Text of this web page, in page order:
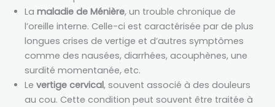
La maladie de Ménière, un trouble chronique de
l’oreille interne. Celle-ci est caractérisée par de plus
longues crises de vertige et d’autres symptômes
comme des nausées, diarrhées, acouphènes, une
surdité momentanée, etc.
Le vertige cervical, souvent associé à des douleurs
au cou. Cette condition peut souvent être traitée à